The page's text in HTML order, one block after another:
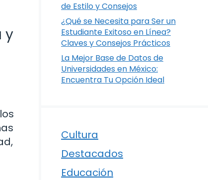
y
de Estilo y Consejos
¿Qué se Necesita para Ser un
Estudiante Exitoso en Línea?
Claves y Consejos Prácticos
La Mejor Base de Datos de
Universidades en México:
Encuentra Tu Opción Ideal
Cultura
Destacados
Educación